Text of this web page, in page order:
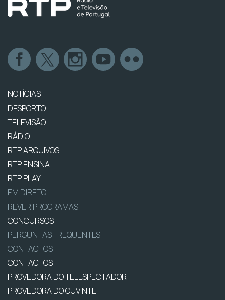
NOTÍCIAS
DESPORTO
TELEVISÃO
RÁDIO
RTP ARQUIVOS
RTP ENSINA
RTP PLAY
EM DIRETO
REVER PROGRAMAS
CONCURSOS
PERGUNTAS FREQUENTES
CONTACTOS
CONTACTOS
PROVEDORA DO TELESPECTADOR
PROVEDORA DO OUVINTE